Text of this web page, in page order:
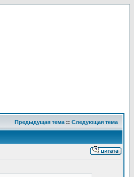
Предыдущая тема :: Следующая тема